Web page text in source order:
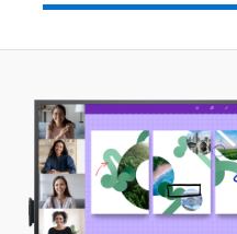
P5524QT